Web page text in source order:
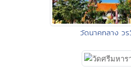
วัดนาคกลาง วร